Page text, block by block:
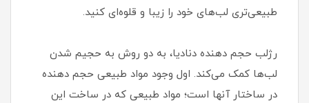
طبیعی‌تری لب‌های خود را زیبا و قلوه‌ای کنید.
رژلب حجم دهنده دنادیا، به دو روش به حجیم شدن
لب‌ها کمک می‌کند. اول وجود مواد طبیعی حجم دهنده
در ساختار آنها است؛ مواد طبیعی که در ساخت این